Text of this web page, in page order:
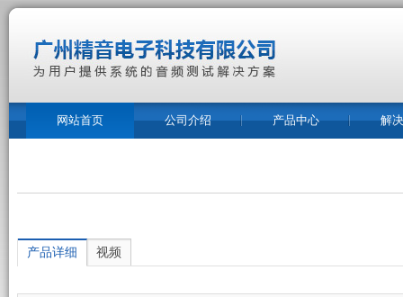
网站首页 公司介绍 产品中心 解
产品详细 视频